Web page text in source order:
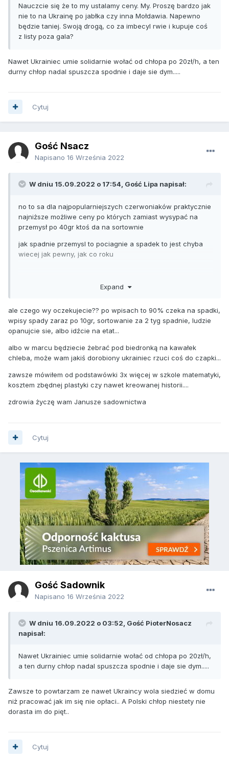
Nauczcie się że to my ustalamy ceny. My. Proszę bardzo jak
nie to na Ukrainę po jabłka czy inna Mołdawia. Napewno
będzie taniej. Swoją drogą, co za imbecyl rwie i kupuje coś
z listy poza gala?
Nawet Ukrainiec umie solidarnie wołać od chłopa po 20zł/h, a ten
durny chłop nadal spuszcza spodnie i daje sie dym.....
Cytuj
Gość Nsacz
Napisano 16 Września 2022
W dniu 15.09.2022 o 17:54, Gość Lipa napisał:
no to sa dla najpopularniejszych czerwoniaków praktycznie
najniższe możliwe ceny po których zamiast wysypać na
przemysł po 40gr ktoś da na sortownie
jak spadnie przemysl to pociagnie a spadek to jest chyba
wiecej jak pewny, jak co roku
Expand
ale czego wy oczekujecie?? po wpisach to 90% czeka na spadki,
wpisy spady zaraz po 10gr, sortowanie za 2 tyg spadnie, ludzie
opanujcie sie, albo idźcie na etat...
albo w marcu będziecie żebrać pod biedronką na kawałek
chleba, może wam jakiś dorobiony ukrainiec rzuci coś do czapki...
zawsze mówiłem od podstawówki 3x więcej w szkole matematyki,
kosztem zbędnej plastyki czy nawet kreowanej historii....
zdrowia życzę wam Janusze sadownictwa
Cytuj
Gość Sadownik
Napisano 16 Września 2022
W dniu 16.09.2022 o 03:52, Gość PioterNosacz
napisał:
Nawet Ukrainiec umie solidarnie wołać od chłopa po 20zł/h,
a ten durny chłop nadal spuszcza spodnie i daje sie dym.....
Zawsze to powtarzam ze nawet Ukraincy wola siedzieć w domu
niż pracować jak im się nie opłaci.. A Polski chłop niestety nie
dorasta im do pięt..
Cytuj